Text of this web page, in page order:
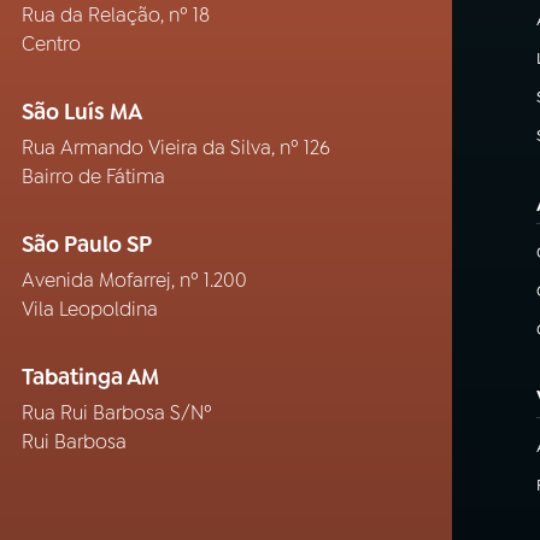
Rua da Relação, nº 18
Centro
São Luís MA
Rua Armando Vieira da Silva, nº 126
Bairro de Fátima
São Paulo SP
Avenida Mofarrej, nº 1.200
Vila Leopoldina
Tabatinga AM
Rua Rui Barbosa S/Nº
Rui Barbosa